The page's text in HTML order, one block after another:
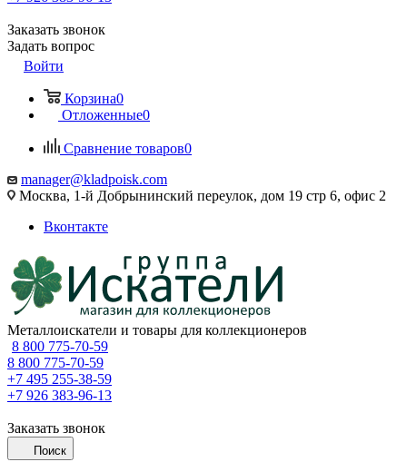
Заказать звонок
Задать вопрос
Войти
Корзина0
Отложенные0
Сравнение товаров0
manager@kladpoisk.com
Москва, 1-й Добрынинский переулок, дом 19 стр 6, офис 2
Вконтакте
Металлоискатели и товары для коллекционеров
8 800 775-70-59
8 800 775-70-59
+7 495 255-38-59
+7 926 383-96-13
Заказать звонок
Поиск